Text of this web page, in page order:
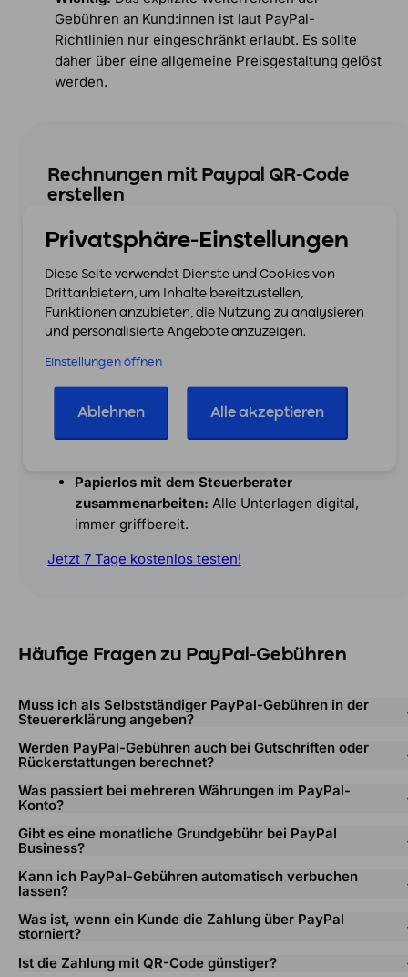
Gebühren an Kund:innen ist laut PayPal-
Richtlinien nur eingeschränkt erlaubt. Es sollte
daher über eine allgemeine Preisgestaltung gelöst
werden.
Rechnungen mit Paypal QR-Code
erstellen
easybill ist ein cloudbasiertes Rechnungsprogramm,
mit dem du professionell,
rechtssicher und zeitsparend deine Rechnungen
verwaltest.
E-Rechnungen erstellen leicht gemacht:
Nahtlose Integration in deinen Onlineshop:
Automatisch Bestellungen abrechnen und Zeit
Papierlos mit dem Steuerberater
zusammenarbeiten: Alle Unterlagen digital,
immer griffbereit.
Jetzt 7 Tage kostenlos testen!
Häufige Fragen zu PayPal-Gebühren
Muss ich als Selbstständiger PayPal-Gebühren in der
Steuererklärung angeben?
Werden PayPal-Gebühren auch bei Gutschriften oder
Rückerstattungen berechnet?
Was passiert bei mehreren Währungen im PayPal-
Konto?
Gibt es eine monatliche Grundgebühr bei PayPal
Business?
Kann ich PayPal-Gebühren automatisch verbuchen
lassen?
Was ist, wenn ein Kunde die Zahlung über PayPal
storniert?
Ist die Zahlung mit QR-Code günstiger?
Privatsphäre-Einstellungen
Diese Seite verwendet Dienste und Cookies von
Drittanbietern, um Inhalte bereitzustellen,
Funktionen anzubieten, die Nutzung zu analysieren
und personalisierte Angebote anzuzeigen.
Einstellungen öffnen
Ablehnen Alle akzeptieren